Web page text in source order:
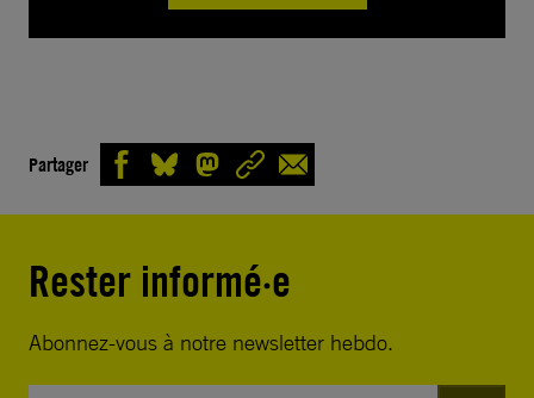
Partager
Rester informé·e
Abonnez-vous à notre newsletter hebdo.